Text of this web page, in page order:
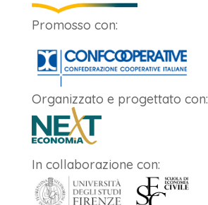
Promosso con:
Organizzato e progettato con:
In collaborazione con: